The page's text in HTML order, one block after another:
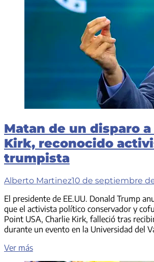
Matan de un disparo
Kirk, reconocido
trumpista
Alberto Martinez10 de septiembre
El presidente de EE.UU. Donald Trump
que el activista político conservador y
Point USA, Charlie Kirk, falleció tras
durante un evento en la Universidad del
Ver másMatan